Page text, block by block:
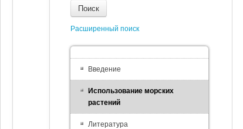
Поиск
Расширенный поиск
Введение
Использование морских
растений
Литература